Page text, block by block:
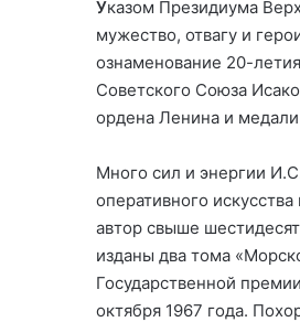
Указом Президиума
мужество, отвагу и
ознаменование 20-
Советского Союза
ордена Ленина и
Много сил и энергии
оперативного
автор свыше
изданы два тома
Государственной
октября 1967 года.